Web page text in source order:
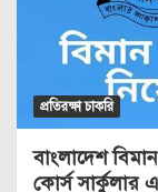
প্রতিরক্ষা চাকরি
বাংলাদেশ
কোর্স সার্কুলার